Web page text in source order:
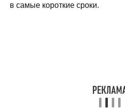
в самые короткие сроки.